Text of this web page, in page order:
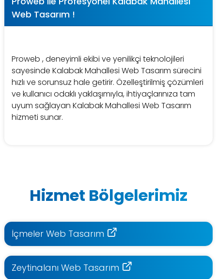
Web Tasarım !
Proweb , deneyimli ekibi ve yenilikçi teknolojileri
sayesinde Kalabak Mahallesi Web Tasarım sürecini
hızlı ve sorunsuz hale getirir. Özelleştirilmiş çözümleri
ve kullanıcı odaklı yaklaşımıyla, ihtiyaçlarınıza tam
uyum sağlayan Kalabak Mahallesi Web Tasarım
hizmeti sunar.
Hizmet Bölgelerimiz
İçmeler Web Tasarım
Zeytinalanı Web Tasarım